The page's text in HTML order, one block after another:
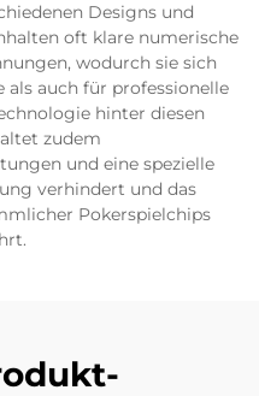
Designs und
oft klare numerische
wodurch sie sich
auch für professionelle
hinter diesen
zudem
und eine spezielle
verhindert und das
Pokerspielchips